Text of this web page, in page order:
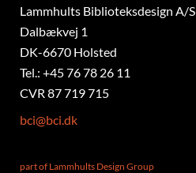
Lammhults Biblioteksdesign A/S
Dalbækvej 1
DK-6670 Holsted
Tel.: +45 76 78 26 11
CVR 87 719 715
bci@bci.dk
part of Lammhults Design Group